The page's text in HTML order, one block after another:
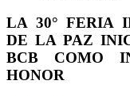
LA 30° FERIA
DE LA PAZ
BCB COMO
HONOR